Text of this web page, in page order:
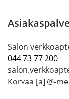
Salon
044 73 77 200
Korvaa [a] @-